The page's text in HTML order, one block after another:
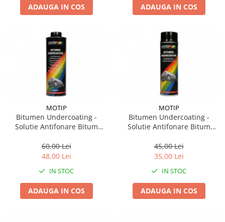
ADAUGA IN COS ADAUGA IN COS
MOTIP
Bitumen Undercoating -
Solutie Antifonare Bitum
60,00 Lei
48,00 Lei
IN STOC
ADAUGA IN COS
MOTIP
Bitumen Undercoating -
Solutie Antifonare Bitum
45,00 Lei
35,00 Lei
IN STOC
ADAUGA IN COS